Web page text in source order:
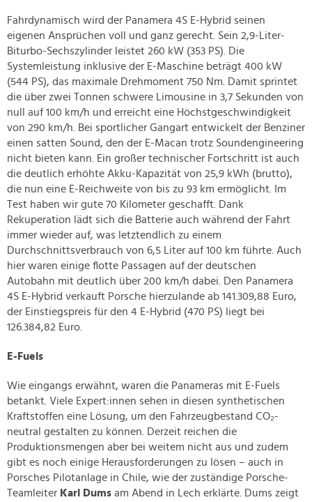
Fahrdynamisch wird der Panamera 4S E-Hybrid seinen
eigenen Ansprüchen voll und ganz gerecht. Sein 2,9-Liter-
Biturbo-Sechszylinder leistet 260 kW (353 PS). Die
Systemleistung inklusive der E-Maschine beträgt 400 kW
(544 PS), das maximale Drehmoment 750 Nm. Damit sprintet
die über zwei Tonnen schwere Limousine in 3,7 Sekunden von
null auf 100 km/h und erreicht eine Höchstgeschwindigkeit
von 290 km/h. Bei sportlicher Gangart entwickelt der Benziner
einen satten Sound, den der E-Macan trotz Soundengineering
nicht bieten kann. Ein großer technischer Fortschritt ist auch
die deutlich erhöhte Akku-Kapazität von 25,9 kWh (brutto),
die nun eine E-Reichweite von bis zu 93 km ermöglicht. Im
Test haben wir gute 70 Kilometer geschafft. Dank
Rekuperation lädt sich die Batterie auch während der Fahrt
immer wieder auf, was letztendlich zu einem
Durchschnittsverbrauch von 6,5 Liter auf 100 km führte. Auch
hier waren einige flotte Passagen auf der deutschen
Autobahn mit deutlich über 200 km/h dabei. Den Panamera
4S E-Hybrid verkauft Porsche hierzulande ab 141.309,88 Euro,
der Einstiegspreis für den 4 E-Hybrid (470 PS) liegt bei
126.384,82 Euro.
E-Fuels
Wie eingangs erwähnt, waren die Panameras mit E-Fuels
betankt. Viele Expert:innen sehen in diesen synthetischen
Kraftstoffen eine Lösung, um den Fahrzeugbestand CO₂-
neutral gestalten zu können. Derzeit reichen die
Produktionsmengen aber bei weitem nicht aus und zudem
gibt es noch einige Herausforderungen zu lösen – auch in
Porsches Pilotanlage in Chile, wie der zuständige Porsche-
Teamleiter Karl Dums am Abend in Lech erklärte. Dums zeigt